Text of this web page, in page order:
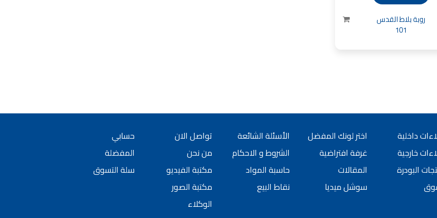
جدران لاصق,
شركات ديكورية
دهانات القدس
بالصور, ,
المنزلية
انواع الدهانات,
في اربد,
بسبب السفر
روبة بلاط القدس
101
داخلية
خارجية
البودرة
اختر لونك المفضل
غرفة افتراضية
المقالات
سوشل ميديا
الأسئلة الشائعة
الشروط و الاحكام
حاسبة المواد
نقاط البيع
تواصل الان
من نحن
مكتبة الفيديو
مكتبة الصور
الوكلاء
حسابي
المفضلة
سلة التسوق